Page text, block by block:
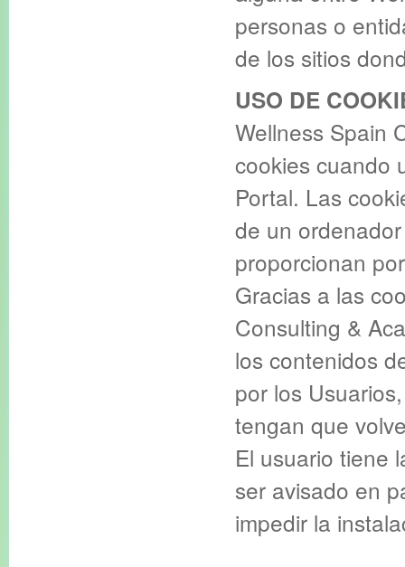
personas o
de los sitios
USO DE
Wellness Spain
cookies cuando
Portal. Las
de un
proporcionan
Gracias a las
Consulting &
los contenidos
por los
tengan que
El usuario tiene
ser avisado en
impedir la